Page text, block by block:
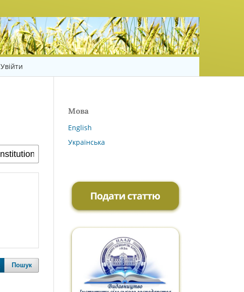
Увійти
Пошук
Мова
English
Українська